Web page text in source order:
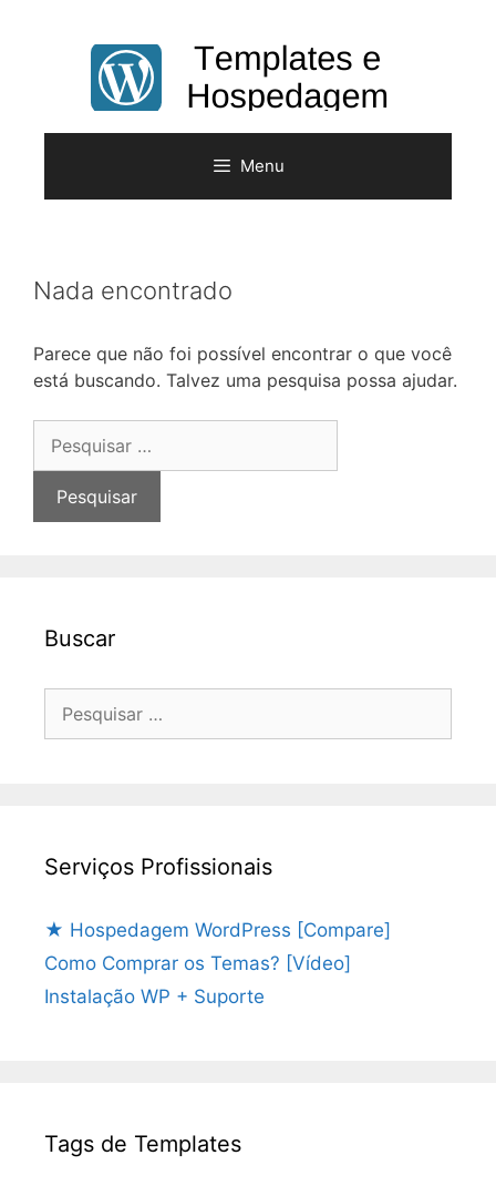
Menu
Nada encontrado
Parece que não foi possível encontrar o que você
está buscando. Talvez uma pesquisa possa ajudar.
por:
Buscar
Serviços Profissionais
★ Hospedagem WordPress [Compare]
Como Comprar os Temas? [Vídeo]
Instalação WP + Suporte
Tags de Templates